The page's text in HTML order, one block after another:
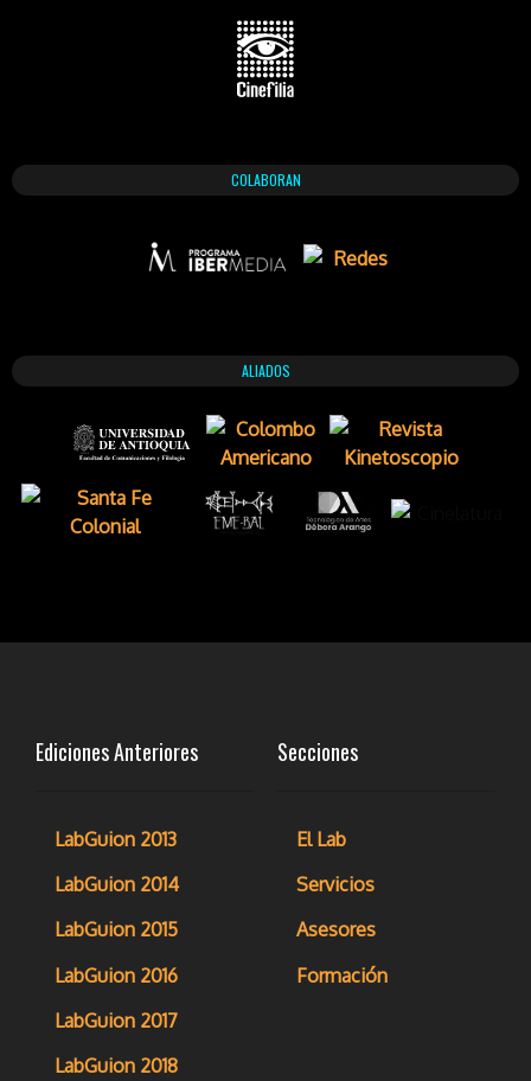
COLABORAN
ALIADOS
Ediciones Anteriores
LabGuion 2013
LabGuion 2014
LabGuion 2015
LabGuion 2016
LabGuion 2017
LabGuion 2018
Secciones
El Lab
Servicios
Asesores
Formación